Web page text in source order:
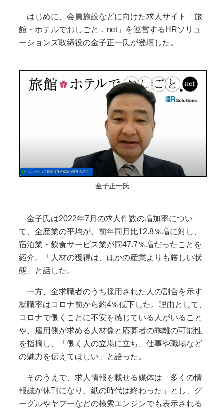
はじめに、会員施設などに向けた求人サイト「旅
館・ホテルでおしごと．net」を運営するHRソリュ
ーションズ取締役の金子正一氏が登壇した。
金子正一氏
金子氏は2022年7月の求人件数の増加率につい
て、全産業の平均が、前年同月比12.8％増に対し、
宿泊業・飲食サービス業が同47.7％増だったことを
紹介。「人材の獲得は、ほかの産業よりも厳しい状
態」と話した。
一方、全求職者のうち採用された人の割合を示す
就職率はコロナ前から約4％低下した。理由として、
コロナで働くことに不安を感じている人がいること
や、雇用側が求める人材像と応募者の乖離の可能性
を指摘し、「働く人の立場に立ち、仕事や職場など
の魅力を伝えてほしい」と語った。
そのうえで、求人情報を載せる媒体は「多くの情
報誌が休刊になり、紙の時代は終わった」とし、グ
ーグルやヤフーなどの検索エンジンでも表示される